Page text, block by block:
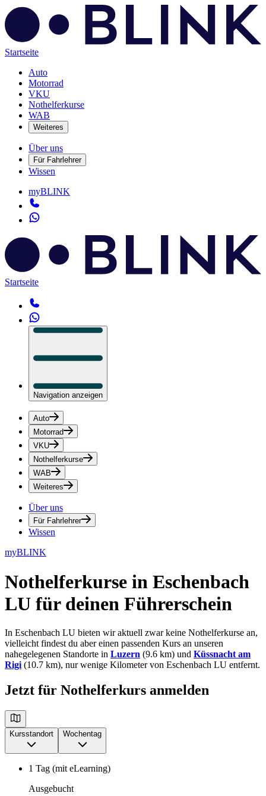
Startseite
Auto
Motorrad
VKU
Nothelferkurse
WAB
Weiteres
Über uns
Für Fahrlehrer
Wissen
myBLINK
Startseite
Navigation anzeigen
Auto
Motorrad
VKU
Nothelferkurse
WAB
Weiteres
Über uns
Für Fahrlehrer
Wissen
myBLINK
Nothelferkurse in Eschenbach
LU für deinen Führerschein
In Eschenbach LU bieten wir aktuell zwar keine Nothelferkurse an,
vielleicht findest du aber einen passenden Kurs an unseren
nahegelegenen Standorte in Luzern (9.6 km) und Küssnacht am
Rigi (10.7 km), nur wenige Kilometer von Eschenbach LU entfernt.
Jetzt für Nothelferkurs anmelden
Kursstandort Wochentag
1 Tag (mit eLearning)
Ausgebucht